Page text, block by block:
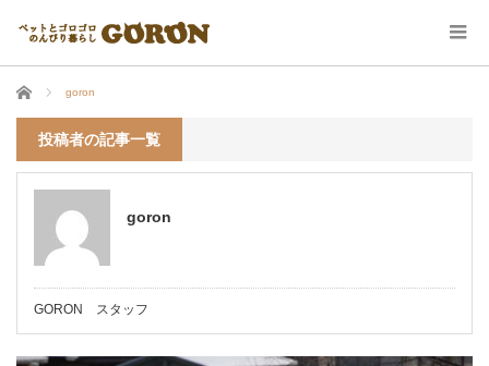
ホーム goron
投稿者の記事一覧
goron
GORON スタッフ